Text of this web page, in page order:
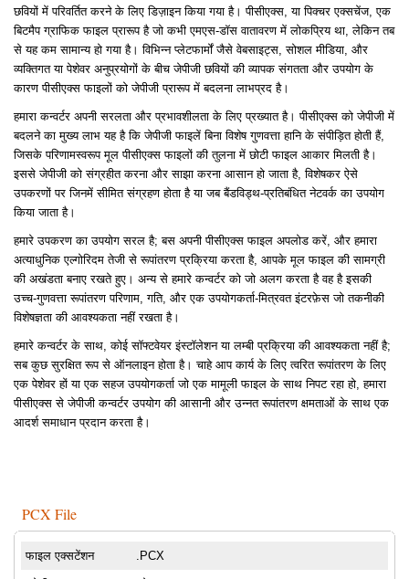
छवियों में परिवर्तित करने के लिए डिज़ाइन किया गया है। पीसीएक्स, या पिक्चर एक्सचेंज, एक
बिटमैप ग्राफिक फाइल प्रारूप है जो कभी एमएस-डॉस वातावरण में लोकप्रिय था, लेकिन तब
से यह कम सामान्य हो गया है। विभिन्न प्लेटफार्मों जैसे वेबसाइट्स, सोशल मीडिया, और
व्यक्तिगत या पेशेवर अनुप्रयोगों के बीच जेपीजी छवियों की व्यापक संगतता और उपयोग के
कारण पीसीएक्स फाइलों को जेपीजी प्रारूप में बदलना लाभप्रद है।
हमारा कन्वर्टर अपनी सरलता और प्रभावशीलता के लिए प्रख्यात है। पीसीएक्स को जेपीजी में
बदलने का मुख्य लाभ यह है कि जेपीजी फाइलें बिना विशेष गुणवत्ता हानि के संपीड़ित होती हैं,
जिसके परिणामस्वरूप मूल पीसीएक्स फाइलों की तुलना में छोटी फाइल आकार मिलती है।
इससे जेपीजी को संग्रहीत करना और साझा करना आसान हो जाता है, विशेषकर ऐसे
उपकरणों पर जिनमें सीमित संग्रहण होता है या जब बैंडविड्थ-प्रतिबंधित नेटवर्क का उपयोग
किया जाता है।
हमारे उपकरण का उपयोग सरल है; बस अपनी पीसीएक्स फाइल अपलोड करें, और हमारा
अत्याधुनिक एल्गोरिदम तेजी से रूपांतरण प्रक्रिया करता है, आपके मूल फाइल की सामग्री
की अखंडता बनाए रखते हुए। अन्य से हमारे कन्वर्टर को जो अलग करता है वह है इसकी
उच्च-गुणवत्ता रूपांतरण परिणाम, गति, और एक उपयोगकर्ता-मित्रवत इंटरफ़ेस जो तकनीकी
विशेषज्ञता की आवश्यकता नहीं रखता है।
हमारे कन्वर्टर के साथ, कोई सॉफ्टवेयर इंस्टॉलेशन या लम्बी प्रक्रिया की आवश्यकता नहीं है;
सब कुछ सुरक्षित रूप से ऑनलाइन होता है। चाहे आप कार्य के लिए त्वरित रूपांतरण के लिए
एक पेशेवर हों या एक सहज उपयोगकर्ता जो एक मामूली फाइल के साथ निपट रहा हो, हमारा
पीसीएक्स से जेपीजी कन्वर्टर उपयोग की आसानी और उन्नत रूपांतरण क्षमताओं के साथ एक
आदर्श समाधान प्रदान करता है।
PCX File
फाइल एक्सटेंशन .PCX